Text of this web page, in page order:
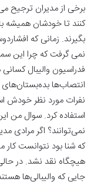
برخی از مدیران ترجیح
کنند تا خودشان همیشه
بگیرند. زمانی که
نمی گرفت که چرا این
فدراسیون والیبال
انتصاب‌ها
نفرات مورد نظر خودش
استفاده کرد. سوال من
نمی‌توانند؟ اگر
که شنا بود نتوانست کار
هیچگاه نقد نشد. در
جایی که والیبالی‌ها هستند